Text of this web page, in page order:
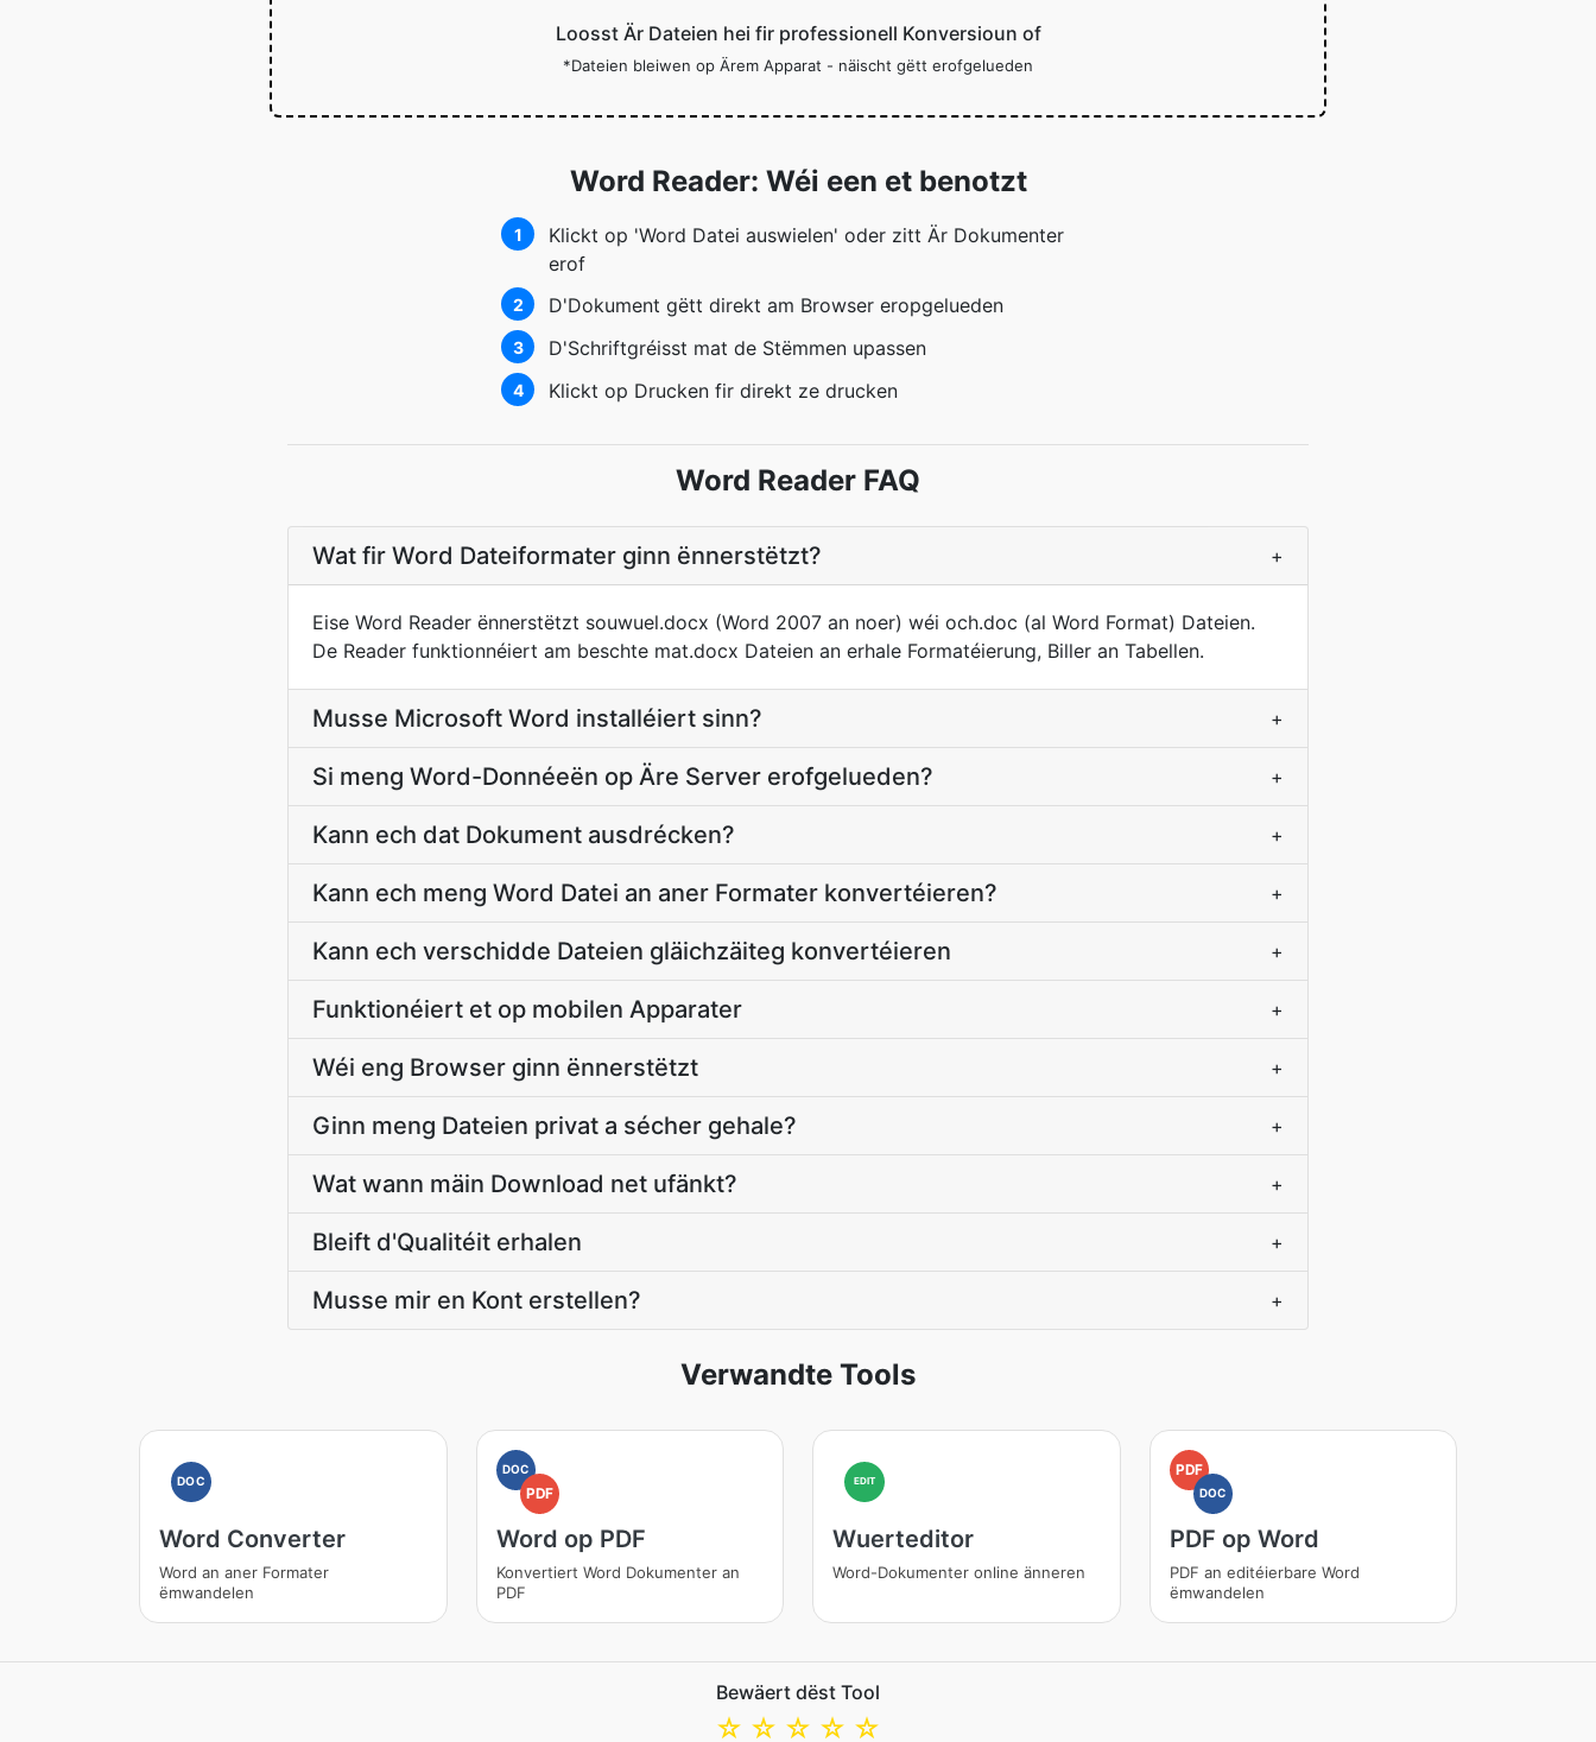
Loosst Är Dateien hei fir professionell Konversioun of
*Dateien bleiwen op Ärem Apparat - näischt gëtt erofgelueden
Word Reader: Wéi een et benotzt
1
Klickt op 'Word Datei auswielen' oder zitt Är Dokumenter
erof
2 D'Dokument gëtt direkt am Browser eropgelueden
3 D'Schriftgréisst mat de Stëmmen upassen
4 Klickt op Drucken fir direkt ze drucken
Word Reader FAQ
Wat fir Word Dateiformater ginn ënnerstëtzt? +
Eise Word Reader ënnerstëtzt souwuel.docx (Word 2007 an noer) wéi och.doc (al Word Format) Dateien.
De Reader funktionnéiert am beschte mat.docx Dateien an erhale Formatéierung, Biller an Tabellen.
Musse Microsoft Word installéiert sinn? +
Si meng Word-Donnéeën op Äre Server erofgelueden? +
Kann ech dat Dokument ausdrécken? +
Kann ech meng Word Datei an aner Formater konvertéieren? +
Kann ech verschidde Dateien gläichzäiteg konvertéieren +
Funktionéiert et op mobilen Apparater +
Wéi eng Browser ginn ënnerstëtzt +
Ginn meng Dateien privat a sécher gehale? +
Wat wann mäin Download net ufänkt? +
Bleift d'Qualitéit erhalen +
Musse mir en Kont erstellen? +
Verwandte Tools
DOC
Word Converter
Word an aner Formater
ëmwandelen
DOC
PDF
Word op PDF
Konvertiert Word Dokumenter an
PDF
EDIT
Wuerteditor
Word-Dokumenter online änneren
PDF
DOC
PDF op Word
PDF an editéierbare Word
ëmwandelen
Bewäert dëst Tool
☆
☆
☆
☆
☆